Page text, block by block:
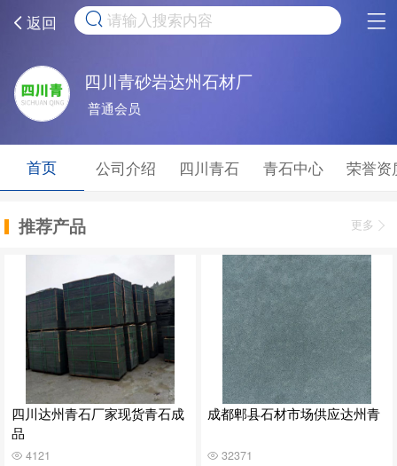
返回 取消
四川青砂岩达州石材厂
普通会员
首页 公司介绍 四川青石 青石中心 荣誉资
推荐产品 更多
四川达州青石厂家现货青石成
品
4121
成都郫县石材市场供应达州青
32371